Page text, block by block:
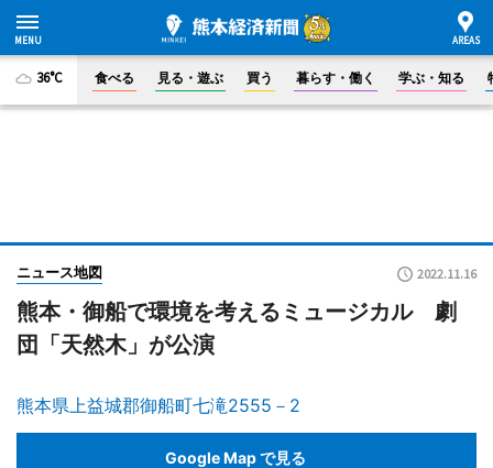
36°C 食べる 見る・遊ぶ 買う 暮らす・働く 学ぶ・知る
ニュース地図 2022.11.16
熊本・御船で環境を考えるミュージカル 劇
団「天然木」が公演
熊本県上益城郡御船町七滝2555－2
Google Map で見る